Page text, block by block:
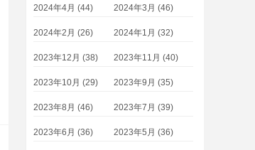
2024年4月 (44) 2024年3月 (46)
2024年2月 (26) 2024年1月 (32)
2023年12月 (38) 2023年11月 (40)
2023年10月 (29) 2023年9月 (35)
2023年8月 (46) 2023年7月 (39)
2023年6月 (36) 2023年5月 (36)